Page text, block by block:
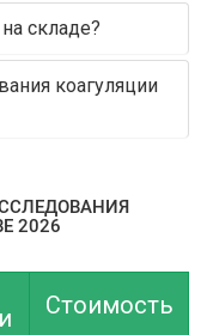
складе?
коагуляции
2026
Стоимость